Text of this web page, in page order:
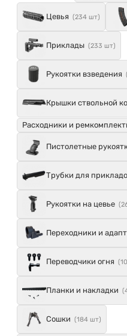
Цевья (234 шт)
Приклады (233 шт)
Рукоятки взведения
Крышки ствольной
Расходники и
Пистолетные
Трубки для
Рукоятки на цевье
Переходники и
Переводчики огня
Планки и накладки
Сошки (184 шт)